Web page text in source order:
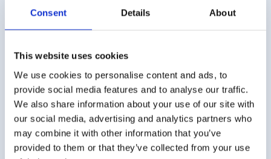
Consent Details About
This website uses cookies
We use cookies to personalise content and ads, to
provide social media features and to analyse our traffic.
We also share information about your use of our site with
our social media, advertising and analytics partners who
may combine it with other information that you’ve
provided to them or that they’ve collected from your use
Treść
konkretnej oferty?